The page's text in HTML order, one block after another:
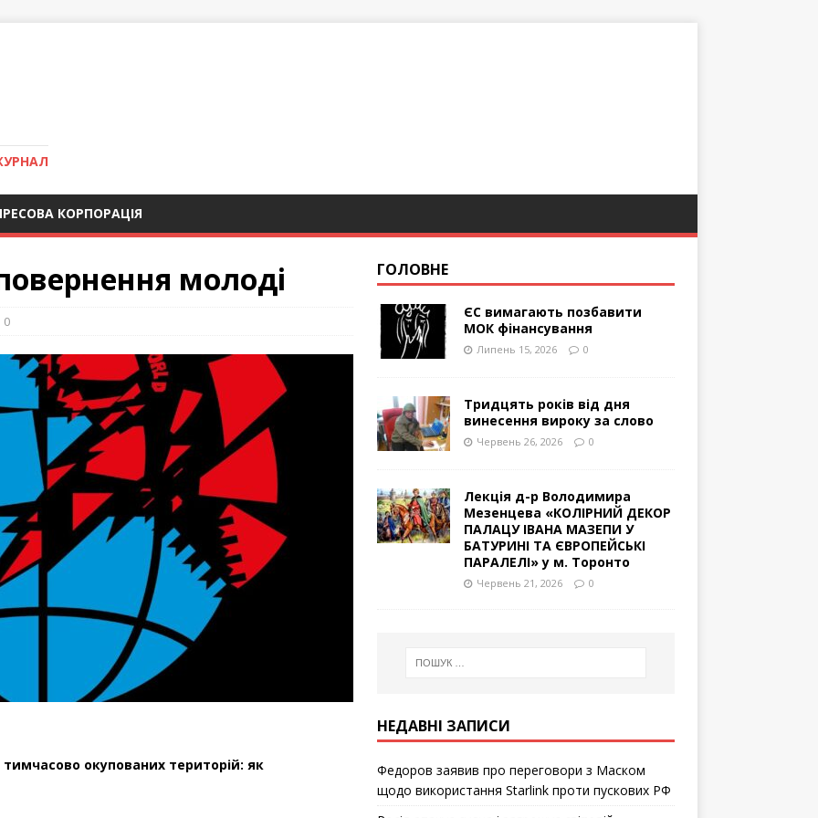
КОРПОРАЦІЯ
молоді
0
окупованих територій: як
ГОЛОВНЕ
ЄС вимагають позбавити
МОК фінансування
Липень 15, 2026 0
Тридцять років від дня
винесення вироку за слово
Червень 26, 2026 0
Лекція д-р Володимира
Мезенцева «КОЛІРНИЙ ДЕКОР
ПАЛАЦУ ІВАНА МАЗЕПИ У
БАТУРИНІ ТА ЄВРОПЕЙСЬКІ
ПАРАЛЕЛІ» у м. Торонто
Червень 21, 2026 0
НЕДАВНІ ЗАПИСИ
Федоров заявив про переговори з Маском
щодо використання Starlink проти пускових РФ